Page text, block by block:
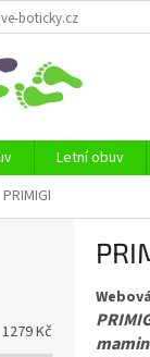
boticky.cz
Letní obuv
PRIMIGI
1279Kč